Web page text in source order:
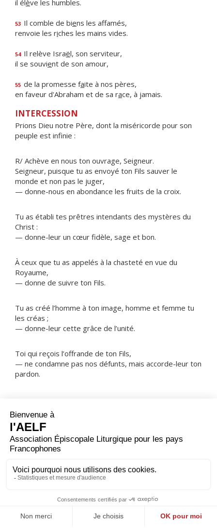
il élève les humbles.
53 Il comble de biens les affamés,
renvoie les riches les mains vides.
54 Il relève Israël, son serviteur,
il se souvient de son amour,
55 de la promesse faite à nos pères,
en faveur d'Abraham et de sa race, à jamais.
INTERCESSION
Prions Dieu notre Père, dont la miséricorde pour son
peuple est infinie :
R/ Achève en nous ton ouvrage, Seigneur.
Seigneur, puisque tu as envoyé ton Fils sauver le
monde et non pas le juger,
— donne-nous en abondance les fruits de la croix.
Tu as établi tes prêtres intendants des mystères du
Christ :
— donne-leur un cœur fidèle, sage et bon.
À ceux que tu as appelés à la chasteté en vue du
Royaume,
— donne de suivre ton Fils.
Tu as créé l’homme à ton image, homme et femme tu
les créas ;
— donne-leur cette grâce de l’unité.
Toi qui reçois l’offrande de ton Fils,
— ne condamne pas nos défunts, mais accorde-leur ton
pardon.
ORAISON
Pour le bien de tous et pour ta gloire, Seigneur, tu as
voulu que chaque membre de ton peuple te serve selon
trouver sa fonction dans l’Église, en vue de constituer
avec ses frères le corps de Jésus Christ. Lui qui règne.